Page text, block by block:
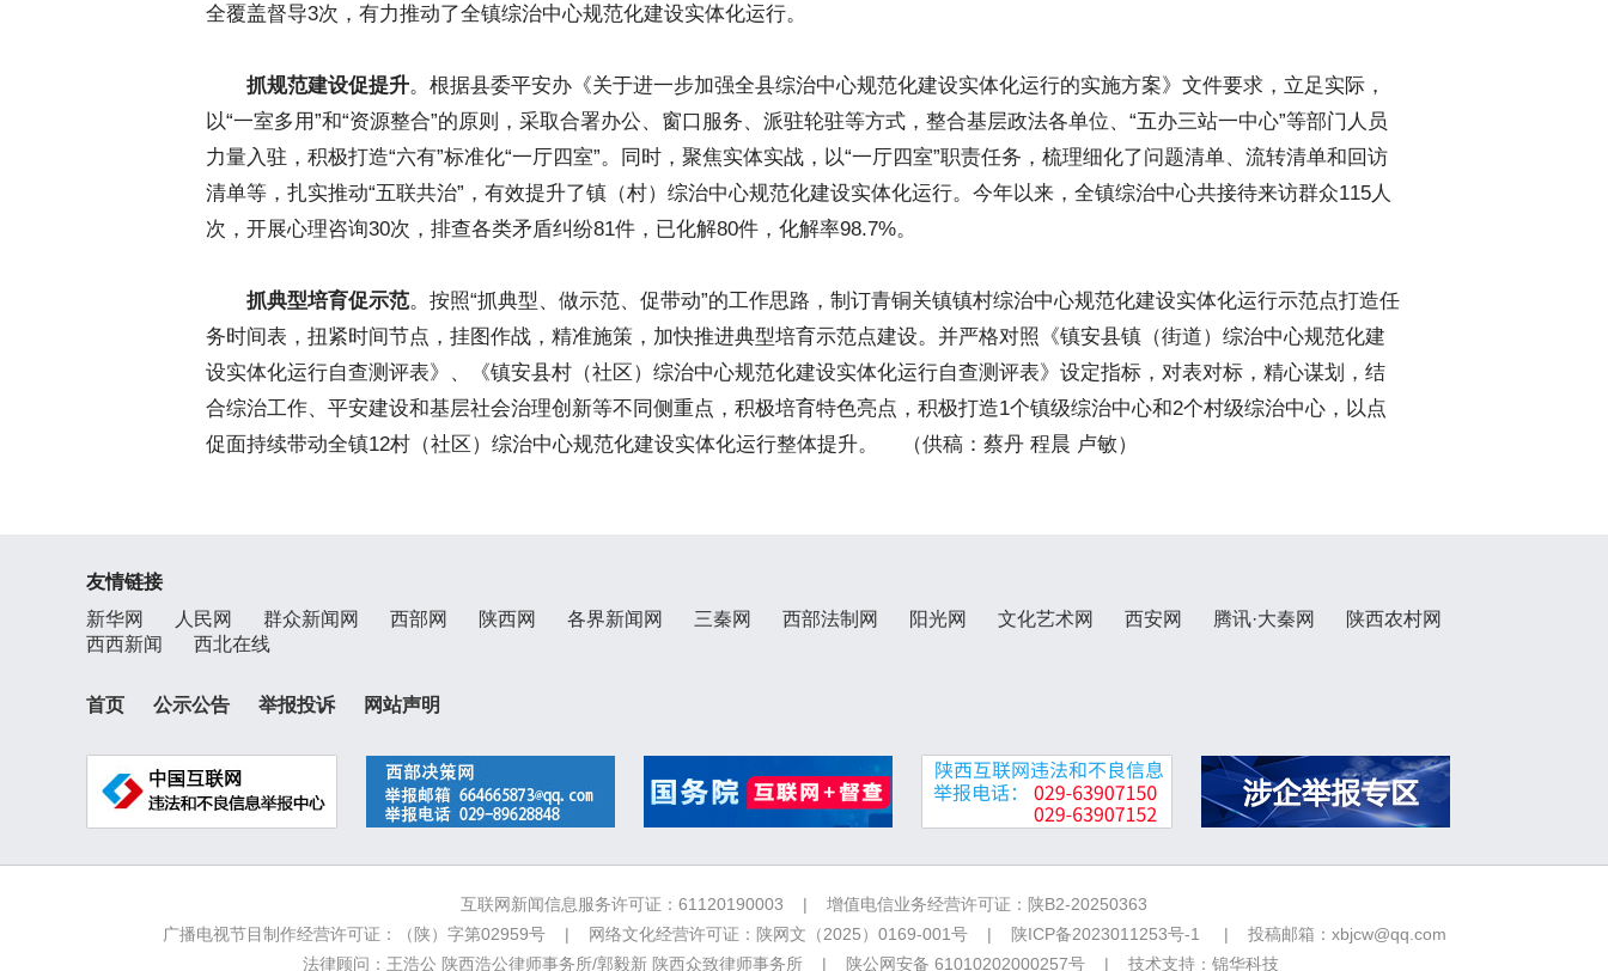
全覆盖督导3次，有力推动了全镇综治中心规范化建设实体化运行。
抓规范建设促提升。根据县委平安办《关于进一步加强全县综治中心规范化建设实体化运行的实施方案》文件要求，立足实际，
以“一室多用”和“资源整合”的原则，采取合署办公、窗口服务、派驻轮驻等方式，整合基层政法各单位、“五办三站一中心”等部门人员
力量入驻，积极打造“六有”标准化“一厅四室”。同时，聚焦实体实战，以“一厅四室”职责任务，梳理细化了问题清单、流转清单和回访
清单等，扎实推动“五联共治”，有效提升了镇（村）综治中心规范化建设实体化运行。今年以来，全镇综治中心共接待来访群众115人
次，开展心理咨询30次，排查各类矛盾纠纷81件，已化解80件，化解率98.7%。
抓典型培育促示范。按照“抓典型、做示范、促带动”的工作思路，制订青铜关镇镇村综治中心规范化建设实体化运行示范点打造任
务时间表，扭紧时间节点，挂图作战，精准施策，加快推进典型培育示范点建设。并严格对照《镇安县镇（街道）综治中心规范化建
设实体化运行自查测评表》、《镇安县村（社区）综治中心规范化建设实体化运行自查测评表》设定指标，对表对标，精心谋划，结
合综治工作、平安建设和基层社会治理创新等不同侧重点，积极培育特色亮点，积极打造1个镇级综治中心和2个村级综治中心，以点
促面持续带动全镇12村（社区）综治中心规范化建设实体化运行整体提升。 （供稿：蔡丹 程晨 卢敏）
友情链接
新华网
人民网 群众新闻网 西部网 陕西网 各界新闻网 三秦网 西部法制网 阳光网 文化艺术网 西安网 腾讯·大秦网
陕西农村网
西西新闻
西北在线
首页 公示公告 举报投诉 网站声明
互联网新闻信息服务许可证：61120190003 | 增值电信业务经营许可证：陕B2-20250363
广播电视节目制作经营许可证：（陕）字第02959号 | 网络文化经营许可证：陕网文（2025）0169-001号 | 陕ICP备2023011253号-1
| 投稿邮箱：xbjcw@qq.com
法律顾问：王浩公 陕西浩公律师事务所/郭毅新 陕西众致律师事务所 | 陕公网安备 61010202000257号 | 技术支持： 锦华科技